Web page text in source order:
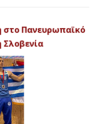
στο Πανευρωπαϊκό